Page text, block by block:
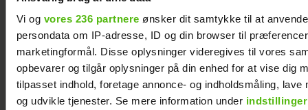
Vi og vores 236 partnere ønsker dit samtykke til at
persondata om IP-adresse, ID og din browser til
marketingformål. Disse oplysninger videregives til vores
opbevarer og tilgår oplysninger på din enhed for at vise dig
tilpasset indhold, foretage annonce- og indholdsmåling, lave
og udvikle tjenester. Se mere information under indstillinger